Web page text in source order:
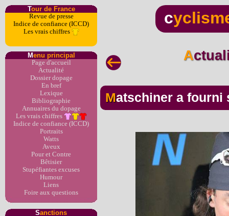
Tour de France
Revue de presse
Indice de confiance (ICCD)
Les vrais chiffres
Menu principal
Page d'accueil
Actualité
Dossier dopage
En bref
Lexique
Bibliographie
Annuaires du dopage
Les vrais chiffres
Indice de confiance (ICCD)
Portraits
Watts
Aveux
Pour et Contre
Bêtisier
Stupéfiantes excuses
Humour
Liens
Foire aux questions
Sanctions
c
Matschiner a